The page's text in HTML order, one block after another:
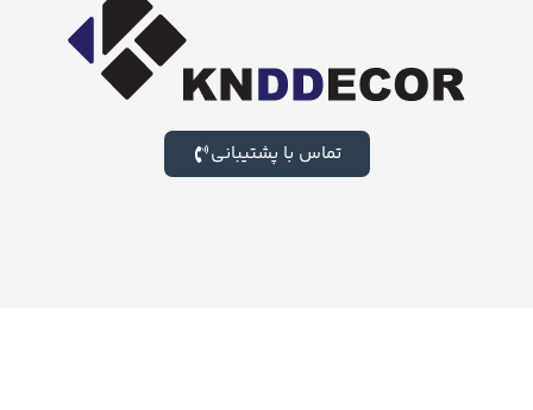
تماس با پشتیبانی